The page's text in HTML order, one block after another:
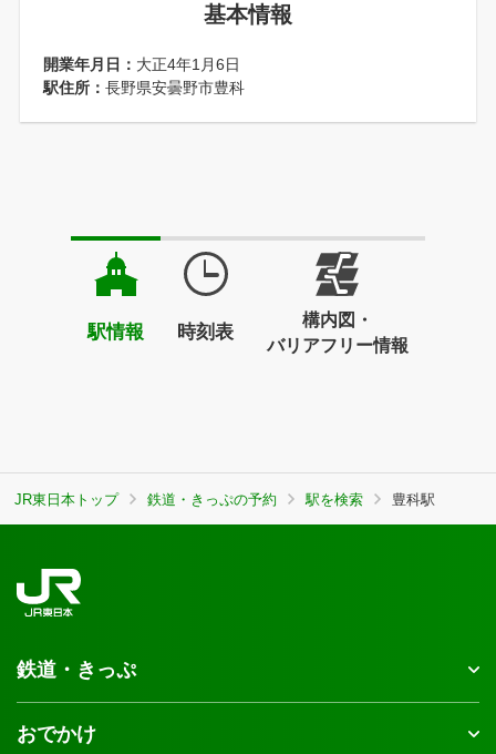
基本情報
開業年月日： 大正4年1月6日
駅住所： 長野県安曇野市豊科
駅情報 時刻表
構内図・
バリアフリー情報
JR東日本トップ 鉄道・きっぷの予約 駅を検索 豊科駅
鉄道・きっぷ
おでかけ